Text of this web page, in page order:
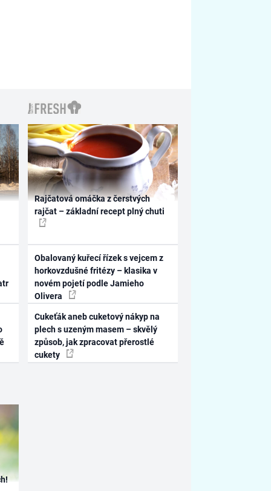
Rajčatová omáčka z čerstvých
rajčat – základní recept plný chuti
Obalovaný kuřecí řízek s vejcem z
horkovzdušné fritézy – klasika v
novém pojetí podle Jamieho
Olivera
Cukeťák aneb cuketový nákyp na
plech s uzeným masem – skvělý
způsob, jak zpracovat přerostlé
cukety